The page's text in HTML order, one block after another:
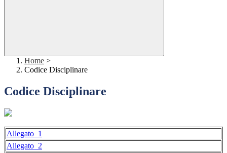
Home >
Codice Disciplinare
Codice Disciplinare
Allegato_1
Allegato_2